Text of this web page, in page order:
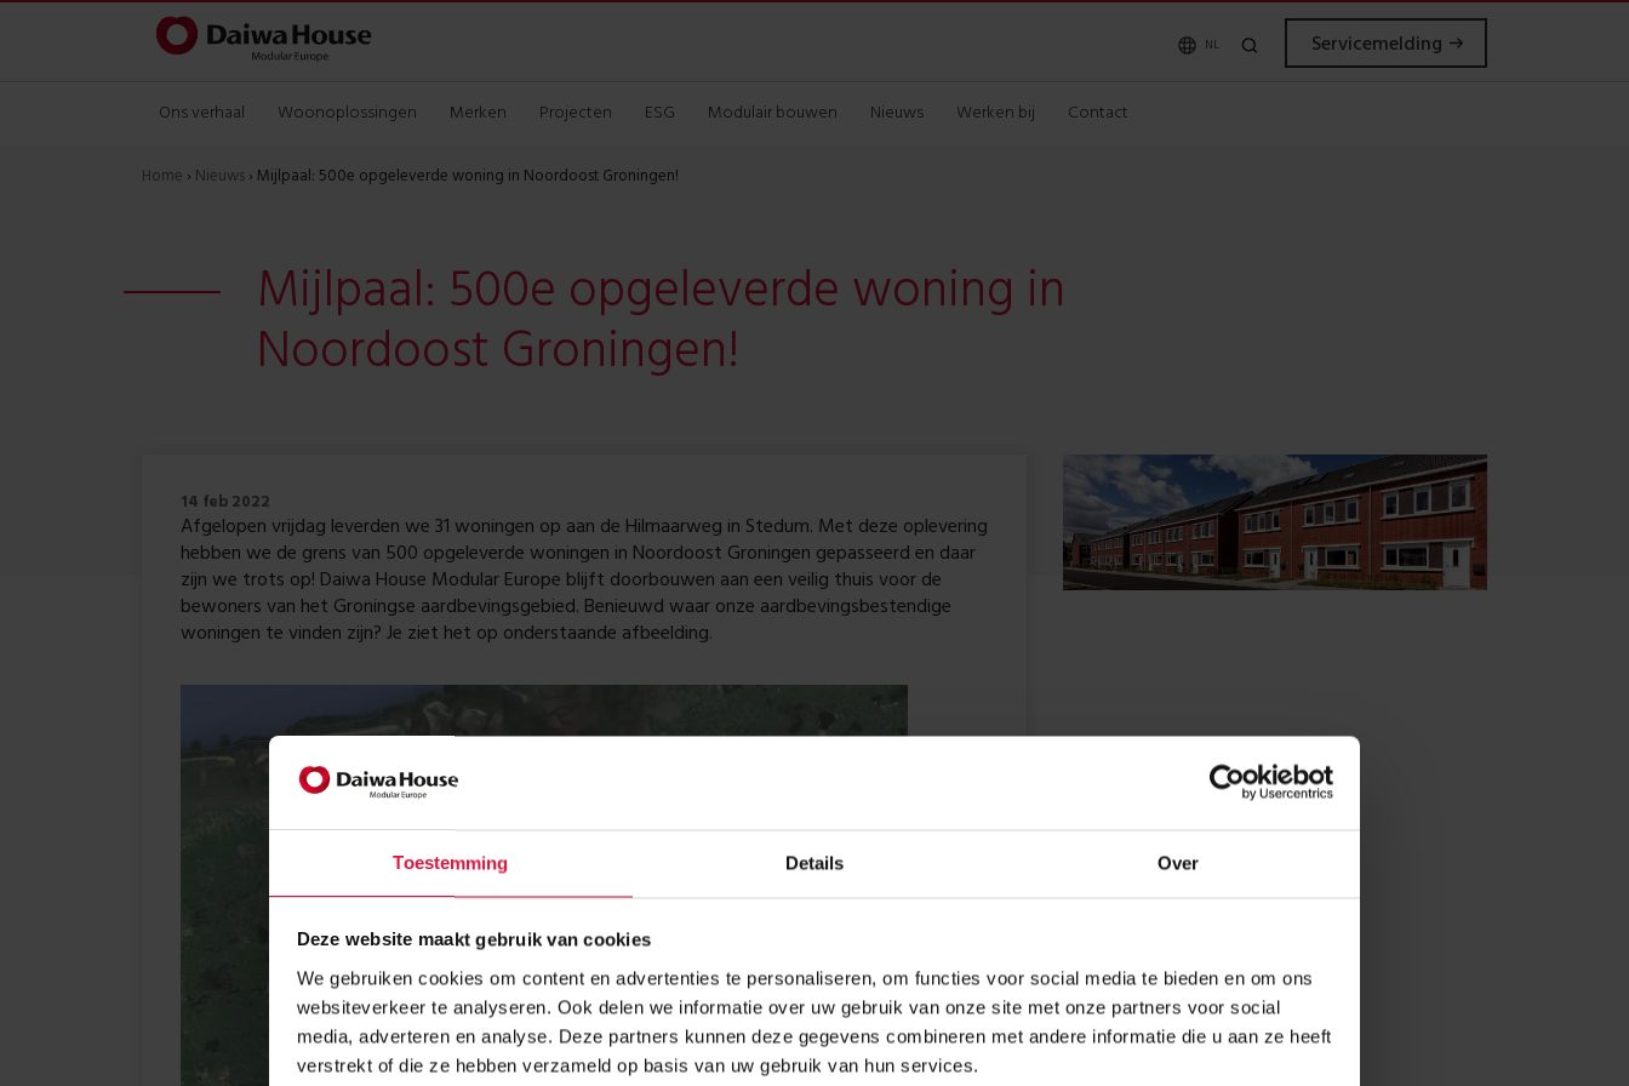
Toestemming Details Over
Deze website maakt gebruik van cookies
We gebruiken cookies om content en advertenties te personaliseren, om functies voor social media te bieden en om ons
websiteverkeer te analyseren. Ook delen we informatie over uw gebruik van onze site met onze partners voor social
media, adverteren en analyse. Deze partners kunnen deze gegevens combineren met andere informatie die u aan ze heeft
verstrekt of die ze hebben verzameld op basis van uw gebruik van hun services.
NL Servicemelding
Ons verhaal Woonoplossingen Merken Projecten ESG Modulair bouwen Nieuws Werken bij Contact
Home › Nieuws›Mijlpaal: 500e opgeleverde woning in Noordoost Groningen!
Mijlpaal: 500e opgeleverde woning in
Noordoost Groningen!
14 feb 2022
Afgelopen vrijdag leverden we 31 woningen op aan de Hilmaarweg in Stedum. Met deze oplevering
hebben we de grens van 500 opgeleverde woningen in Noordoost Groningen gepasseerd en daar
zijn we trots op! Daiwa House Modular Europe blijft doorbouwen aan een veilig thuis voor de
bewoners van het Groningse aardbevingsgebied. Benieuwd waar onze aardbevingsbestendige
woningen te vinden zijn? Je ziet het op onderstaande afbeelding.